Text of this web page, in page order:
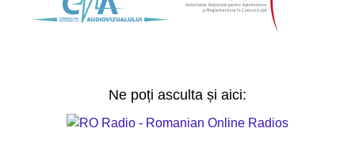
Ne poți asculta și aici: